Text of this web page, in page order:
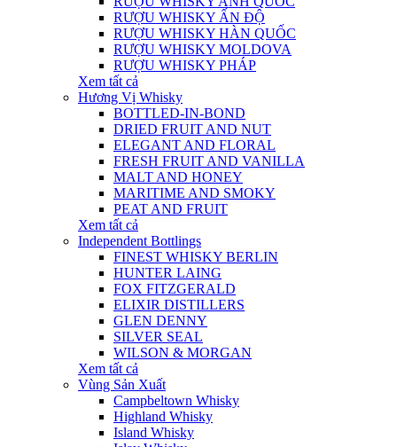
RƯỢU WHISKY ẤN ĐỘ
RƯỢU WHISKY HÀN QUỐC
RƯỢU WHISKY MOLDOVA
RƯỢU WHISKY PHÁP
Xem tất cả
Hương Vị Whisky
BOTTLED-IN-BOND
DRIED FRUIT AND NUT
ELEGANT AND FLORAL
FRESH FRUIT AND VANILLA
MALT AND HONEY
MARITIME AND SMOKY
PEAT AND FRUIT
Xem tất cả
Independent Bottlings
FINEST WHISKY BERLIN
HUNTER LAING
FOX FITZGERALD
ELIXIR DISTILLERS
GLEN DENNY
SILVER SEAL
WILSON & MORGAN
Xem tất cả
Vùng Sản Xuất
Campbeltown Whisky
Highland Whisky
Island Whisky